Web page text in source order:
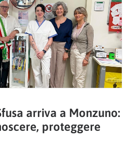
arriva a Monzuno:
proteggere